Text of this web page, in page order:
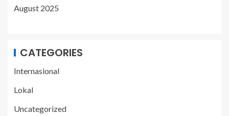
August 2025
CATEGORIES
Internasional
Lokal
Uncategorized